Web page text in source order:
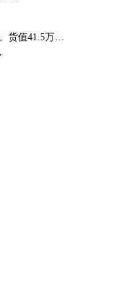
“十四五”以来，海关年均监管进出口货物52亿吨、货值41.5万亿元